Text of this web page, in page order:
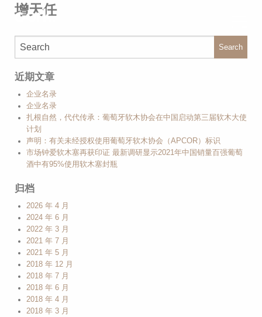
增天任
Search
近期文章
企业名录
企业名录
扎根自然，代代传承：葡萄牙软木协会在中国启动第三届软木大使
计划
声明：有关未经授权使用葡萄牙软木协会（APCOR）标识
市场钟爱软木塞再获印证 最新调研显示2021年中国销量百强葡萄
酒中有95%使用软木塞封瓶
归档
2026 年 4 月
2024 年 6 月
2022 年 3 月
2021 年 7 月
2021 年 5 月
2018 年 12 月
2018 年 7 月
2018 年 6 月
2018 年 4 月
2018 年 3 月